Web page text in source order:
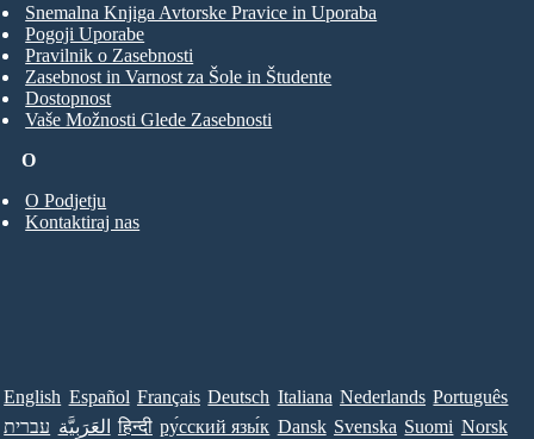
O
O Podjetju
Kontaktiraj nas
Snemalna Knjiga Avtorske Pravice in Uporaba
Pogoji Uporabe
Pravilnik o Zasebnosti
Zasebnost in Varnost za Šole in Študente
Dostopnost
Vaše Možnosti Glede Zasebnosti
English Español Français Deutsch Italiana Nederlands Português
עברית العَرَبِيَّة हिन्दी ру́сский язы́к Dansk Svenska Suomi Norsk